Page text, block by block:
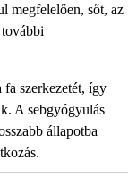
megfelelően, sőt, az
szerkezetét, így
A sebgyógyulás
állapotba